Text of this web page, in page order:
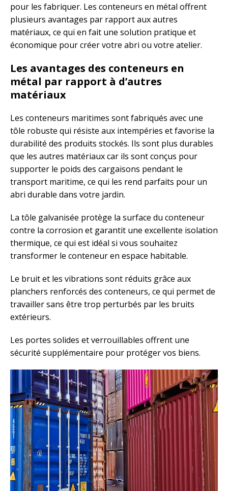
pour les fabriquer. Les conteneurs en métal offrent
plusieurs avantages par rapport aux autres
matériaux, ce qui en fait une solution pratique et
économique pour créer votre abri ou votre atelier.
Les avantages des conteneurs en
métal par rapport à d’autres
matériaux
Les conteneurs maritimes sont fabriqués avec une
tôle robuste qui résiste aux intempéries et favorise la
durabilité des produits stockés. Ils sont plus durables
que les autres matériaux car ils sont conçus pour
supporter le poids des cargaisons pendant le
transport maritime, ce qui les rend parfaits pour un
abri durable dans votre jardin.
La tôle galvanisée protège la surface du conteneur
contre la corrosion et garantit une excellente isolation
thermique, ce qui est idéal si vous souhaitez
transformer le conteneur en espace habitable.
Le bruit et les vibrations sont réduits grâce aux
planchers renforcés des conteneurs, ce qui permet de
travailler sans être trop perturbés par les bruits
extérieurs.
Les portes solides et verrouillables offrent une
sécurité supplémentaire pour protéger vos biens.